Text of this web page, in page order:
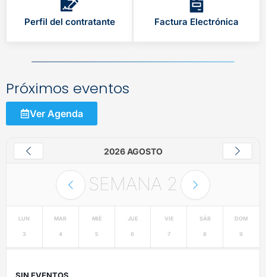
Perfil del contratante Factura Electrónica
Próximos eventos
Ver Agenda
2026 AGOSTO
SEMANA 2
LUN
3
MAR
4
MIÉ
5
JUE
6
VIE
7
SÁB
8
DOM
9